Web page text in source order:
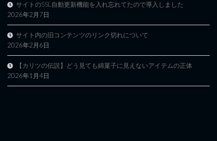
サイトのSSL自動更新機能を入れ忘れてたので導入しました
2026年2月7日
サイト内の旧コンテンツのリンク切れについて
2026年2月6日
【カリツの伝説】どう見ても綿菓子に見えないアイテムの正体
2026年1月4日